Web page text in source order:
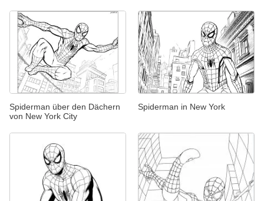
Spiderman über den Dächern
von New York City
Spiderman in New York